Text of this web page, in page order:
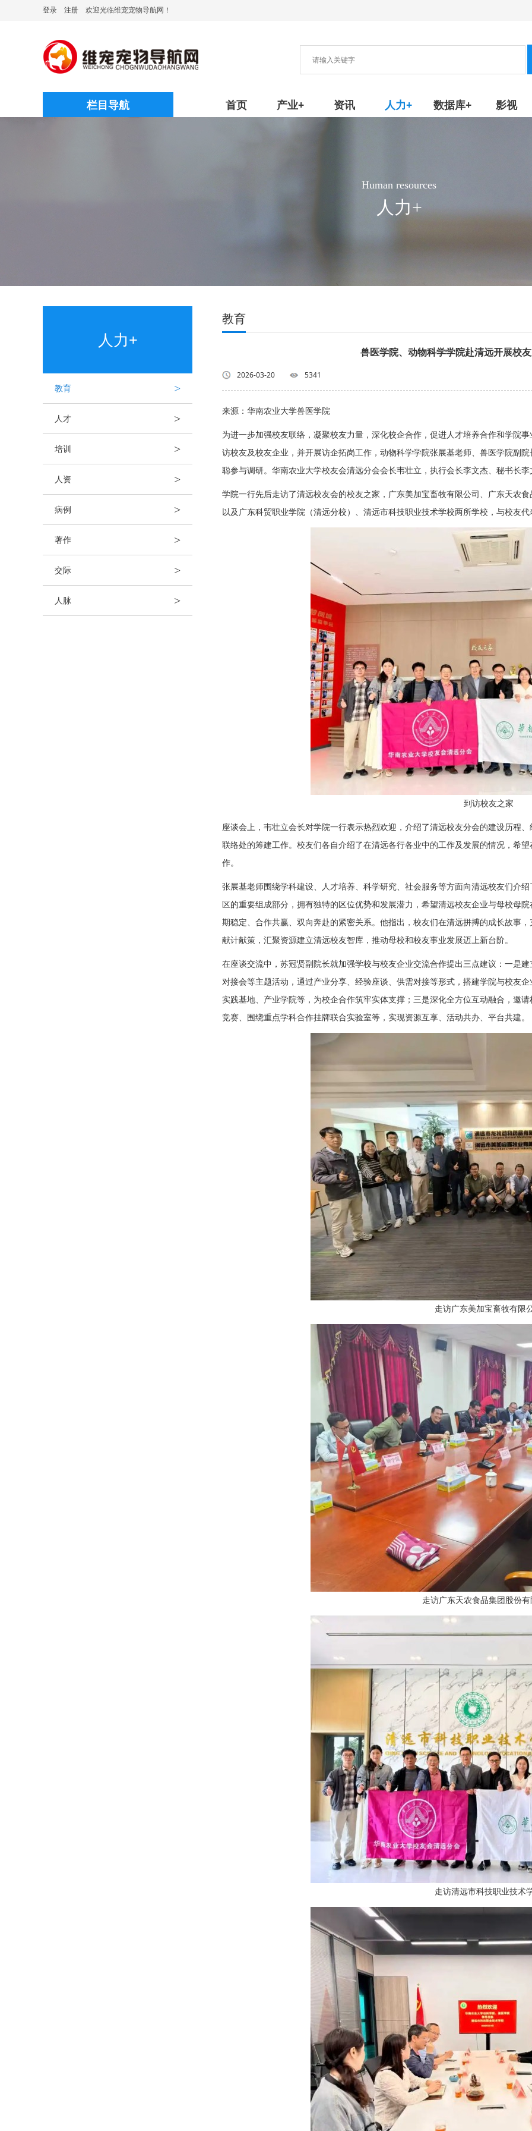
登录 注册 欢迎光临维宠宠物导航网！
栏目导航 首页 产业+ 资讯 人力+ 数据库+ 影视
Human resources
人力+
人力+
教育 >
人才 >
培训 >
人资 >
病例 >
著作 >
交际 >
人脉 >
教育
兽医学院、动物科学学院赴清远开展校
2026-03-20 5341
来源：华南农业大学兽医学院
为进一步加强校友联络，凝聚校友力量，深化校企合作，促进人才培养合作和学院
访校友及校友企业，并开展访企拓岗工作，动物科学学院张展基老师、兽医学院副
聪参与调研。华南农业大学校友会清远分会会长韦壮立，执行会长李文杰、秘书长
学院一行先后走访了清远校友会的校友之家，广东美加宝畜牧有限公司、广东天农
以及广东科贸职业学院（清远分校）、清远市科技职业技术学校两所学校，与校友
到访校友之家
座谈会上，韦壮立会长对学院一行表示热烈欢迎，介绍了清远校友分会的建设历程
联络处的筹建工作。校友们各自介绍了在清远各行各业中的工作及发展的情况，希
作。
张展基老师围绕学科建设、人才培养、科学研究、社会服务等方面向清远校友们介
区的重要组成部分，拥有独特的区位优势和发展潜力，希望清远校友企业与母校母
期稳定、合作共赢、双向奔赴的紧密关系。他指出，校友们在清远拼搏的成长故事
献计献策，汇聚资源建立清远校友智库，推动母校和校友事业发展迈上新台阶。
在座谈交流中，苏冠贤副院长就加强学校与校友企业交流合作提出三点建议：一是
对接会等主题活动，通过产业分享、经验座谈、供需对接等形式，搭建学院与校友
实践基地、产业学院等，为校企合作筑牢实体支撑；三是深化全方位互动融合，邀
竞赛、围绕重点学科合作挂牌联合实验室等，实现资源互享、活动共办、平台共建。
走访广东美加宝畜牧有限
走访广东天农食品集团股份
走访清远市科技职业技术